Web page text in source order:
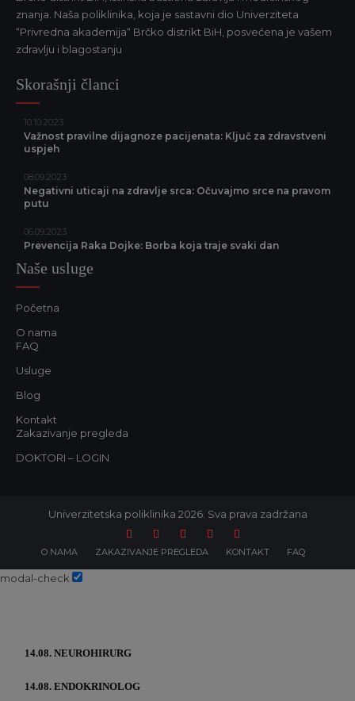
znanja. Naša poliklinika, koja je sastavni dio Univerziteta
“Privredna akademija“ Brčko distrikt BiH, posvećena je vašem
zdravlju i blagostanju
Skorašnji članci
10.10.2023
Važnost pravilne dijagnoze pacijenata: Ključ za zdravstveni
uspjeh
08.09.2023
Negativni uticaji na zdravlje srca: Očuvajmo srce na pravom
putu
06.09.2023
Prevencija Raka Dojke: Borba koja traje svaki dan
Naše usluge
Početna
O nama
FAQ
Usluge
Blog
Kontakt
Zakazivanje pregleda
DOKTORI – LOGIN
Univerzitetska poliklinika 2026. Sva prava zadržana
O NAMA ZAKAZIVANJE PREGLEDA KONTAKT FAQ
modal-check
14.08. NEUROHIRURG
14.08. ENDOKRINOLOG